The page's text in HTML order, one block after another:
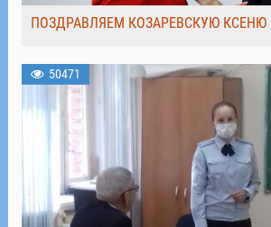
ПОЗДРАВЛЯЕМ КОЗАРЕВСКУЮ КСЕНЮ
50471